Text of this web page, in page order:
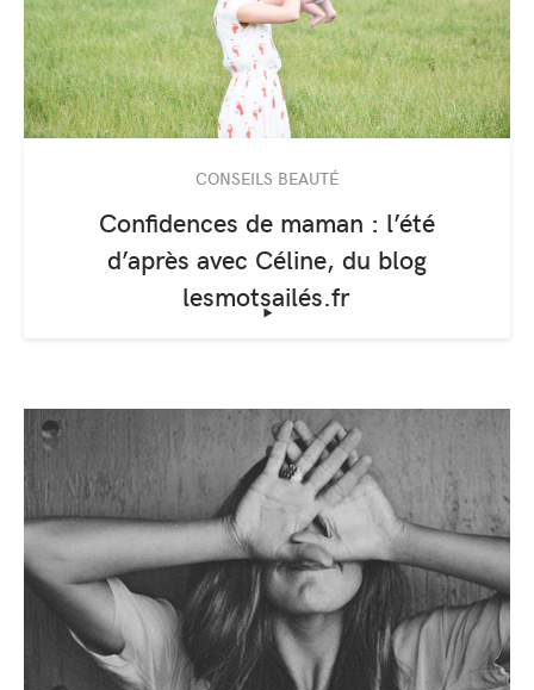
CONSEILS BEAUTÉ
Confidences de maman : l’été
d’après avec Céline, du blog
lesmotsailés.fr
‣